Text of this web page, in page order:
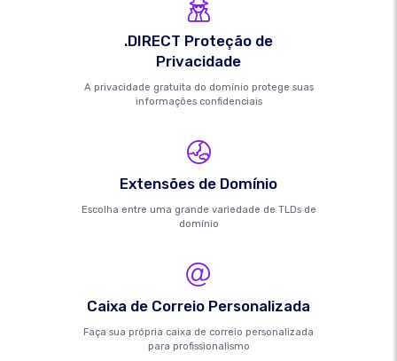
.DIRECT Proteção de
Privacidade
A privacidade gratuita do domínio protege suas
informações confidenciais
Extensões de Domínio
Escolha entre uma grande variedade de TLDs de
domínio
Caixa de Correio Personalizada
Faça sua própria caixa de correio personalizada
para profissionalismo